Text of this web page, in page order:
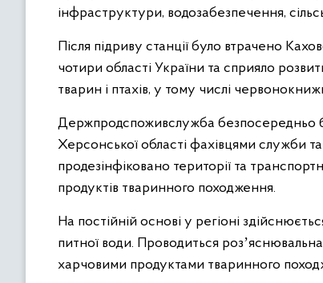
інфраструктури, водозабезпечення,
Після підриву станції було втрачено
чотири області України та сприяло
тварин і птахів, у тому числі
Держпродспоживслужба безпосередньо
Херсонської області фахівцями служби
продезінфіковано території та
продуктів тваринного походження.
На постійній основі у регіоні
питної води. Проводиться
харчовими продуктами тваринного